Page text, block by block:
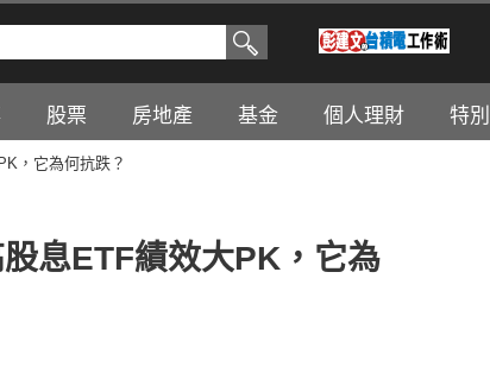
股票 房地產 基金 個人理財 特
，它為何抗跌？
息ETF績效大PK，它為